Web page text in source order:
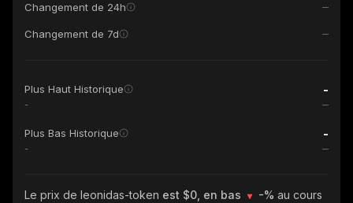
Changement de 24h
Changement de 7d
Plus Haut Historique -
-
Plus Bas Historique -
-
Le prix de leonidas-token est $0, en bas -% au cours